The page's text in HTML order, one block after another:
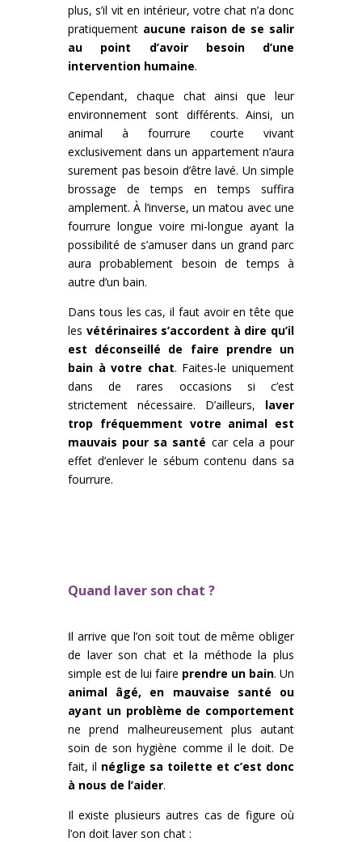
plus, s’il vit en intérieur, votre chat n’a donc
pratiquement aucune raison de se salir
au point d’avoir besoin d’une
intervention humaine.
Cependant, chaque chat ainsi que leur
environnement sont différents. Ainsi, un
animal à fourrure courte vivant
exclusivement dans un appartement n’aura
surement pas besoin d’être lavé. Un simple
brossage de temps en temps suffira
amplement. À l’inverse, un matou avec une
fourrure longue voire mi-longue ayant la
possibilité de s’amuser dans un grand parc
aura probablement besoin de temps à
autre d’un bain.
Dans tous les cas, il faut avoir en tête que
les vétérinaires s’accordent à dire qu’il
est déconseillé de faire prendre un
bain à votre chat. Faites-le uniquement
dans de rares occasions si c’est
strictement nécessaire. D’ailleurs, laver
trop fréquemment votre animal est
mauvais pour sa santé car cela a pour
effet d’enlever le sébum contenu dans sa
fourrure.
Quand laver son chat ?
Il arrive que l’on soit tout de même obliger
de laver son chat et la méthode la plus
simple est de lui faire prendre un bain. Un
animal âgé, en mauvaise santé ou
ayant un problème de comportement
ne prend malheureusement plus autant
soin de son hygiène comme il le doit. De
fait, il néglige sa toilette et c’est donc
à nous de l’aider.
Il existe plusieurs autres cas de figure où
l’on doit laver son chat :